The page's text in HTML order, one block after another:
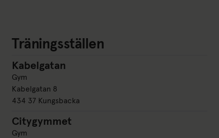
Träningsställen
Kabelgatan
Kabelgatan
Gym
Kabelgatan 8
434 37 Kungsbacka
Citygymmet
Citygymmet
Gym